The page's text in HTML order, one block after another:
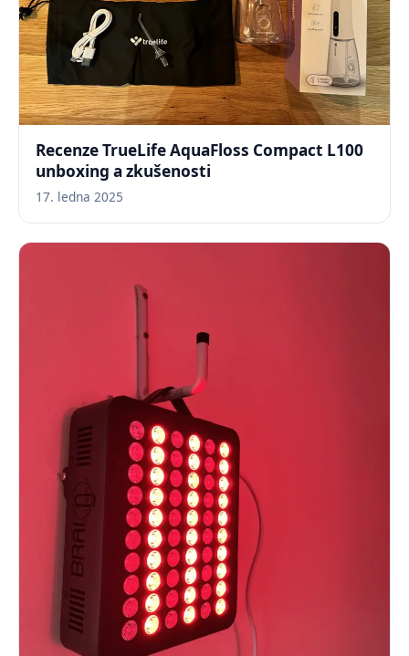
Recenze TrueLife AquaFloss Compact L100
unboxing a zkušenosti
17. ledna 2025